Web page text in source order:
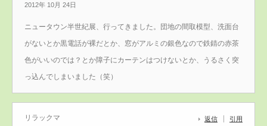
2012年 10月 24日
ニュータウン半世紀展、行ってきました。団地の間取模型、洗面台
がないとか黒電話が裸だとか、窓がアルミの銀色なので鉄錆の赤茶
色がいいのでは？とか障子にカーテンはつけないとか、うるさく突
っ込んでしまいました（笑）
リラックマ 返信 引用